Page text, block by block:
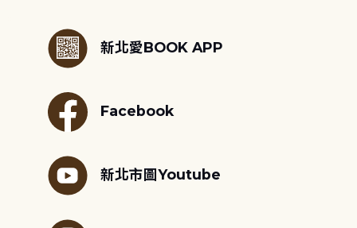
新北愛BOOK APP
Facebook
新北市圖Youtube